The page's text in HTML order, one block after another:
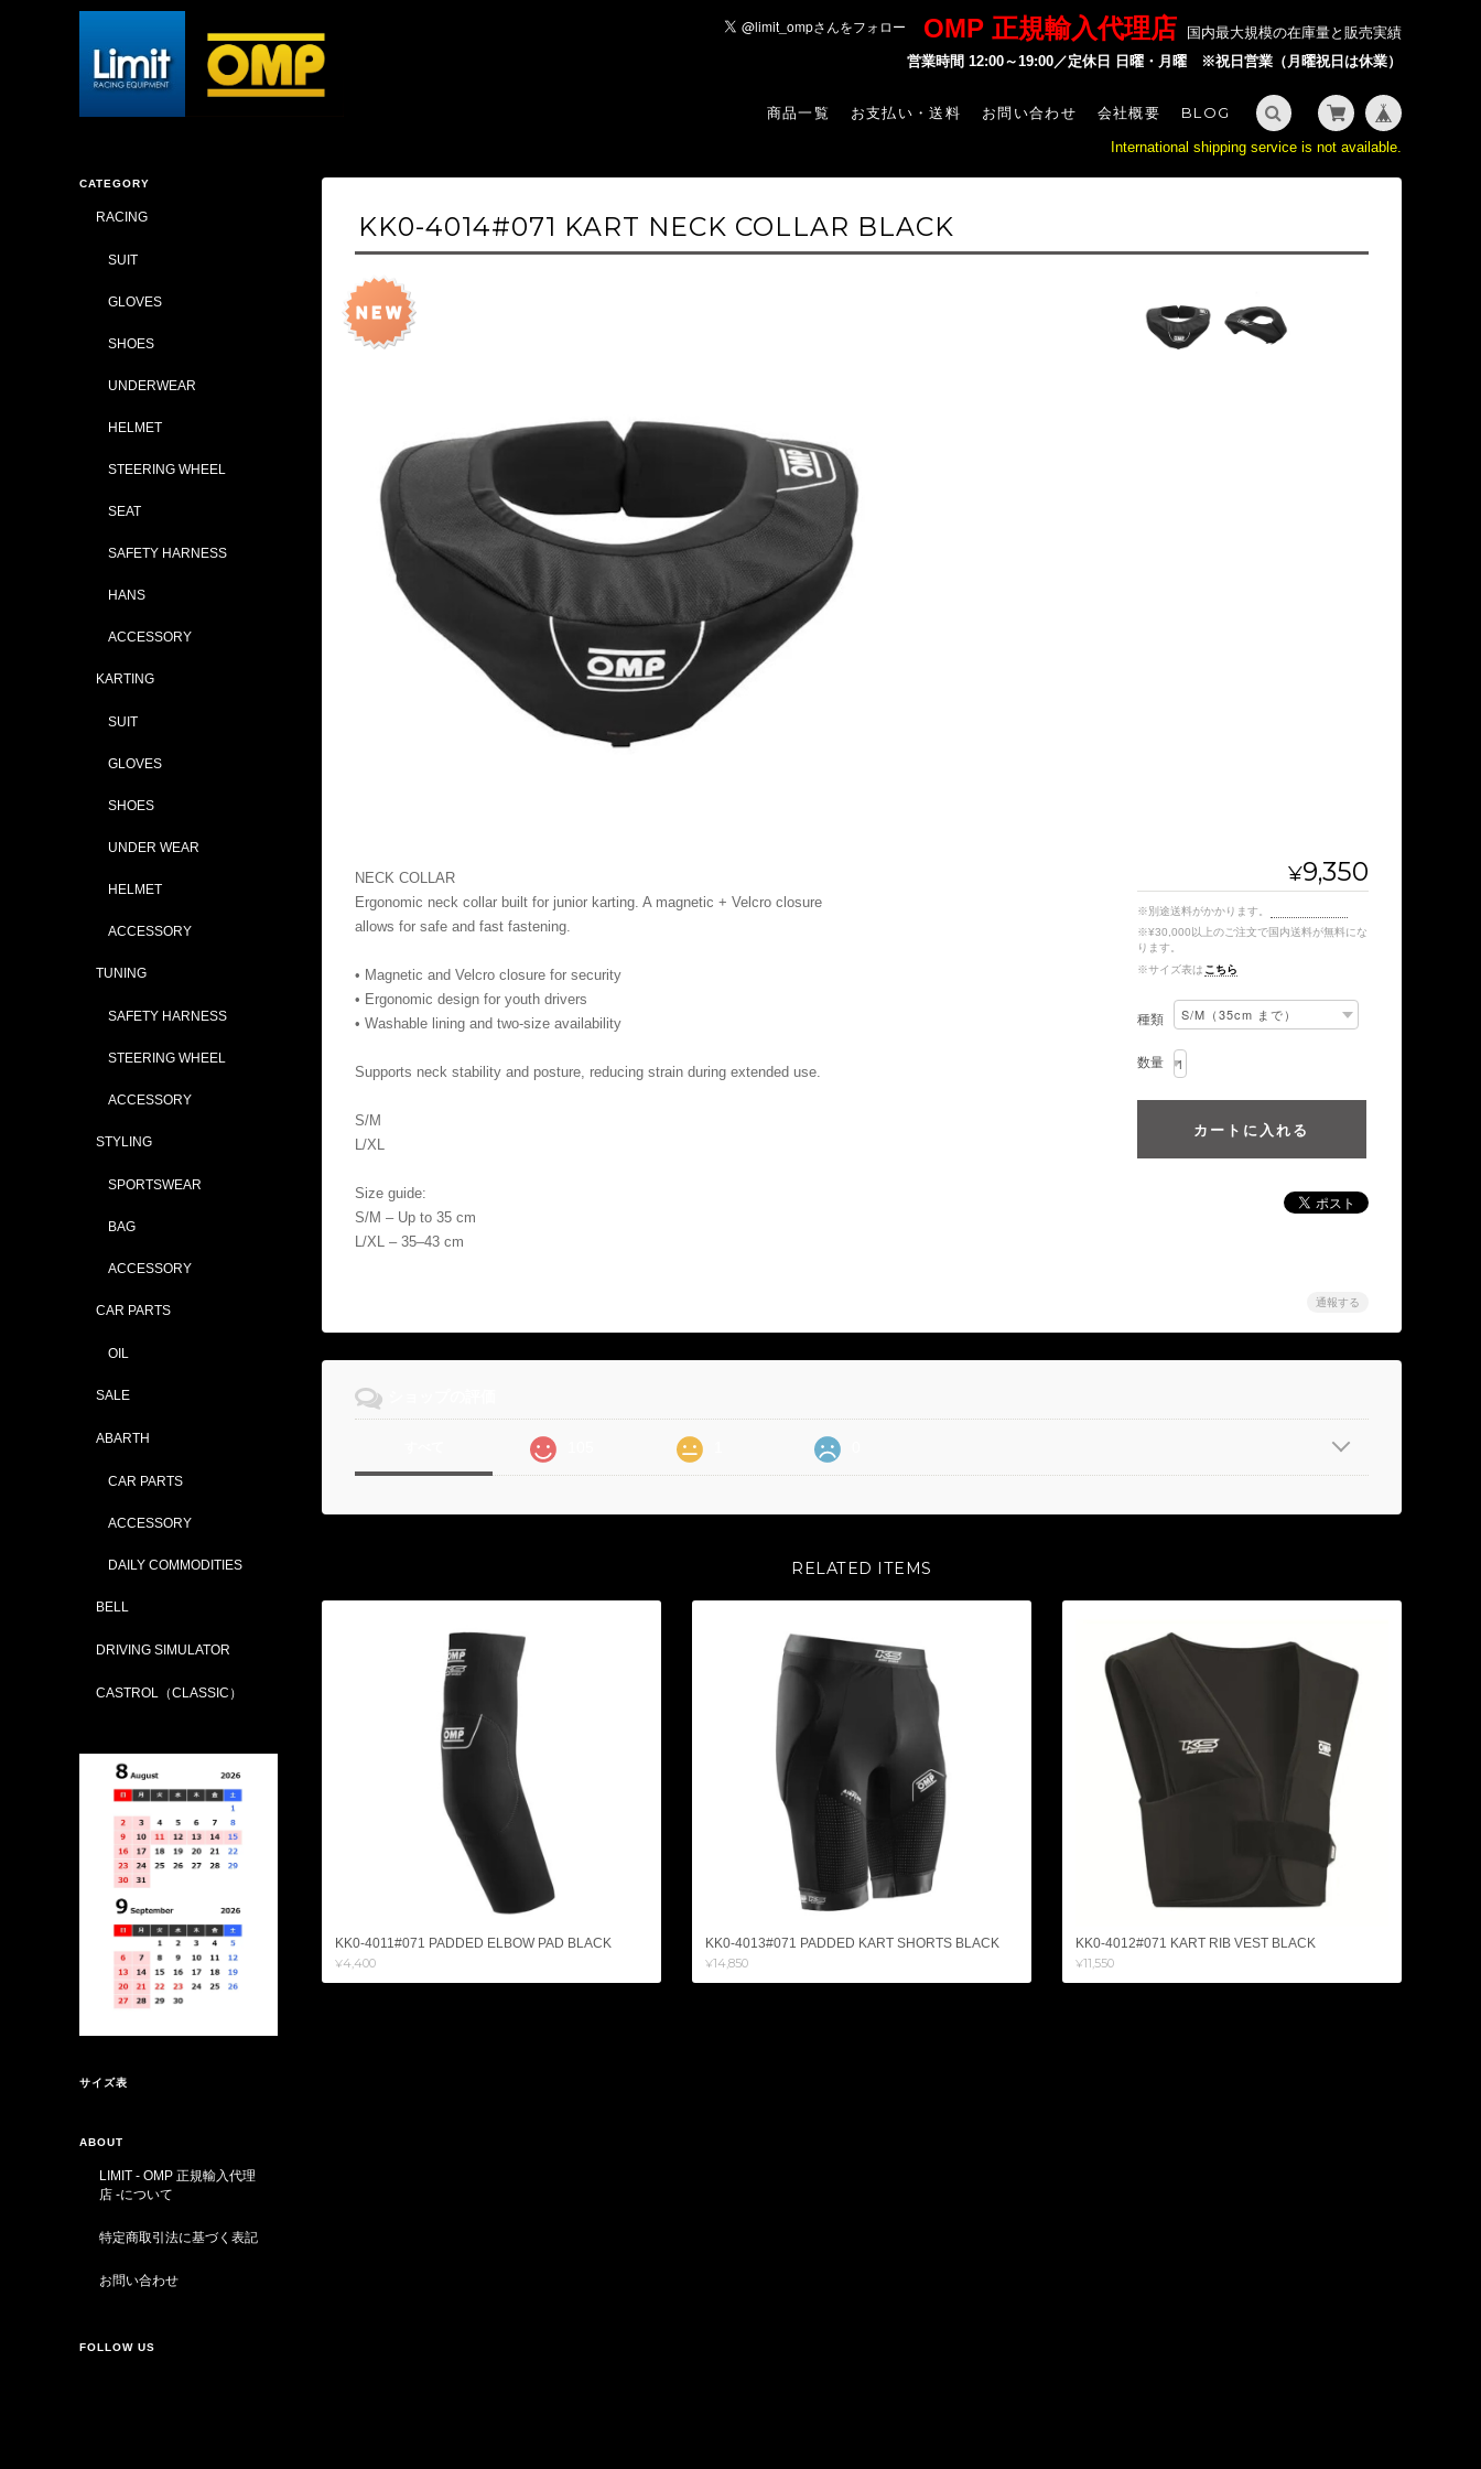
OMP 正規輸入代理店
国内最大規模の在庫量と販売実績
営業時間 12:00～19:00／定休日 日曜・月曜 ※祝日営業（月曜祝日は休業）
商品一覧 お支払い・送料 お問い合わせ 会社概要 BLOG
International shipping service is not available.
KK0-4014#071 KART NECK COLLAR BLACK
NECK COLLAR
Ergonomic neck collar built for junior karting. A magnetic + Velcro closure
allows for safe and fast fastening.
• Magnetic and Velcro closure for security
• Ergonomic design for youth drivers
• Washable lining and two-size availability
Supports neck stability and posture, reducing strain during extended use.
S/M
L/XL
Size guide:
S/M – Up to 35 cm
L/XL – 35–43 cm
¥9,350
※別途送料がかかります。
※¥30,000以上のご注文で国内送料が無料にな
ります。
※サイズ表は こちら
種類
数量
通報する
RELATED ITEMS
KK0-4011#071 PADDED ELBOW PAD BLACK
¥4,400
KK0-4013#071 PADDED KART SHORTS BLACK
¥14,850
KK0-4012#071 KART RIB VEST BLACK
¥11,550
CATEGORY
RACING
SUIT
GLOVES
SHOES
UNDERWEAR
HELMET
STEERING WHEEL
SEAT
SAFETY HARNESS
HANS
ACCESSORY
KARTING
SUIT
GLOVES
SHOES
UNDER WEAR
HELMET
ACCESSORY
TUNING
SAFETY HARNESS
STEERING WHEEL
ACCESSORY
STYLING
SPORTSWEAR
BAG
ACCESSORY
CAR PARTS
OIL
SALE
ABARTH
CAR PARTS
ACCESSORY
DAILY COMMODITIES
BELL
DRIVING SIMULATOR
CASTROL（CLASSIC）
サイズ表
ABOUT
LIMIT - OMP 正規輸入代理
店 -について
特定商取引法に基づく表記
お問い合わせ
FOLLOW US